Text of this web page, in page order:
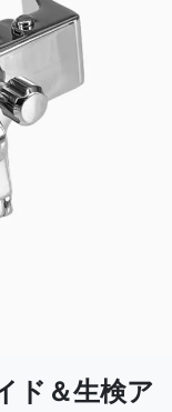
ド＆生検ア